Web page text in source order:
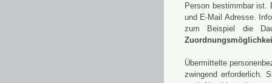
Person bestimmbar ist.
und E-Mail Adresse.
zum Beispiel die
Übermittelte
zwingend erforderlich.